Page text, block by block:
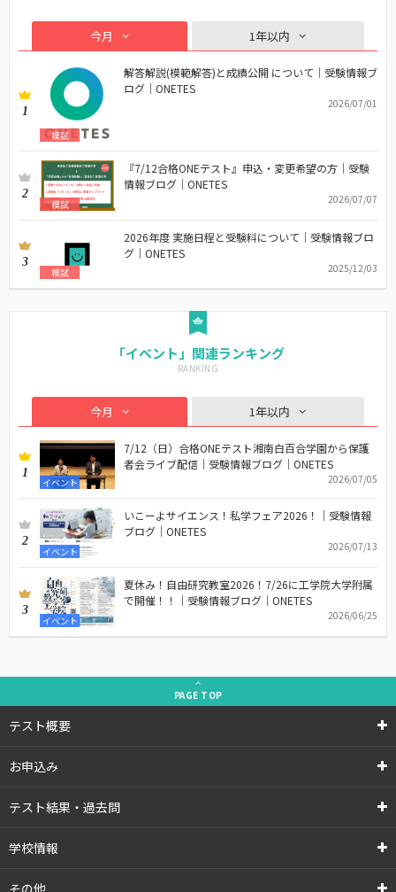
今月 1年以内
1
模試
解答解説(模範解答)と成績公開 について｜受験情報ブ
ログ｜ONETES
2026/07/01
2
模試
『7/12合格ONEテスト』申込・変更希望の方｜受験
情報ブログ｜ONETES
2026/07/07
3
模試
2026年度 実施日程と受験料について｜受験情報ブロ
グ｜ONETES
2025/12/03
「イベント」関連ランキング
今月 1年以内
1
イベント
7/12（日）合格ONEテスト湘南白百合学園から保護
者会ライブ配信｜受験情報ブログ｜ONETES
2026/07/05
2
イベント
いこーよサイエンス！私学フェア2026！｜受験情報
ブログ｜ONETES
2026/07/13
3
イベント
夏休み！自由研究教室2026！7/26に工学院大学附属
で開催！！｜受験情報ブログ｜ONETES
2026/06/25
PAGE TOP
テスト概要
お申込み
テスト結果・過去問
学校情報
その他